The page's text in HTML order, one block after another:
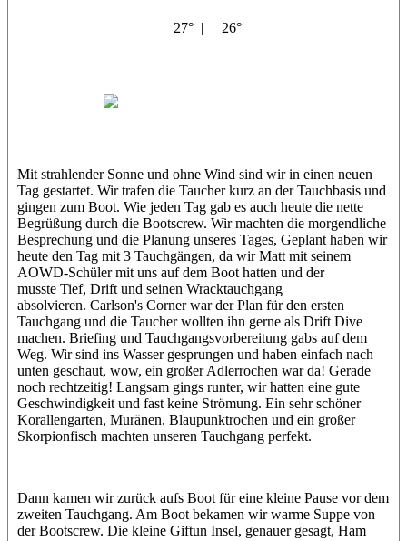
27° | 26°
Mit strahlender Sonne und ohne Wind sind wir in einen neuen
Tag gestartet. Wir trafen die Taucher kurz an der Tauchbasis und
gingen zum Boot. Wie jeden Tag gab es auch heute die nette
Begrüßung durch die Bootscrew. Wir machten die morgendliche
Besprechung und die Planung unseres Tages, Geplant haben wir
heute den Tag mit 3 Tauchgängen, da wir Matt mit seinem
AOWD-Schüler mit uns auf dem Boot hatten und der
musste Tief, Drift und seinen Wracktauchgang
absolvieren. Carlson's Corner war der Plan für den ersten
Tauchgang und die Taucher wollten ihn gerne als Drift Dive
machen. Briefing und Tauchgangsvorbereitung gabs auf dem
Weg. Wir sind ins Wasser gesprungen und haben einfach nach
unten geschaut, wow, ein großer Adlerrochen war da! Gerade
noch rechtzeitig! Langsam gings runter, wir hatten eine gute
Geschwindigkeit und fast keine Strömung. Ein sehr schöner
Korallengarten, Muränen, Blaupunktrochen und ein großer
Skorpionfisch machten unseren Tauchgang perfekt.
Dann kamen wir zurück aufs Boot für eine kleine Pause vor dem
zweiten Tauchgang. Am Boot bekamen wir warme Suppe von
der Bootscrew. Die kleine Giftun Insel, genauer gesagt, Ham